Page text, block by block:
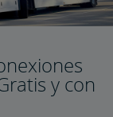
y con